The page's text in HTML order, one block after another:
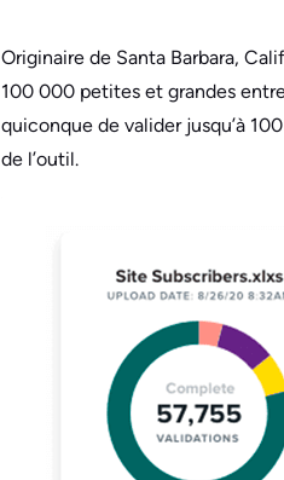
Originaire de Santa Barbara,
100 000 petites et grandes
quiconque de valider jusqu’à
de l’outil.